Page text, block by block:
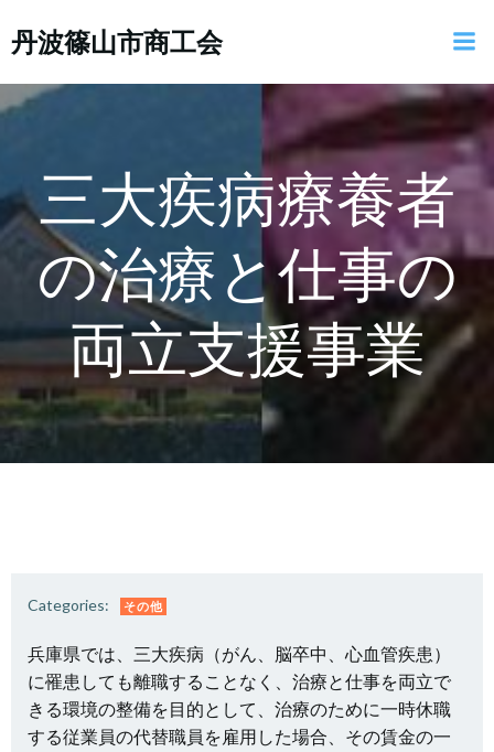
ン
ツ
ス
キ
ッ
丹波篠山市商工会
三大疾病療養者
の治療と仕事の
両立支援事業
Categories: その他
兵庫県では、三大疾病（がん、脳卒中、心血管疾患）
に罹患しても離職することなく、治療と仕事を両立で
きる環境の整備を目的として、治療のために一時休職
する従業員の代替職員を雇用した場合、その賃金の一